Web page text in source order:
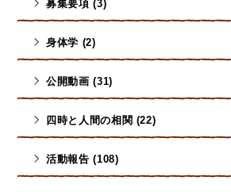
募集要項 (3)
身体学 (2)
公開動画 (31)
四時と人間の相関 (22)
活動報告 (108)